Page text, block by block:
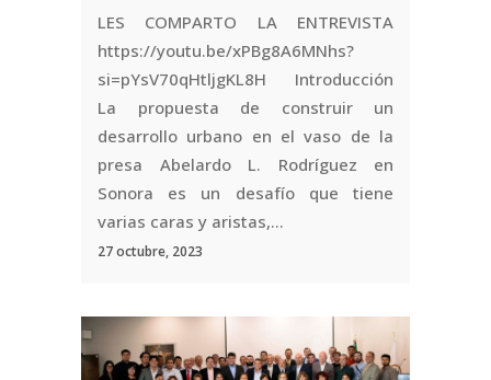
LES COMPARTO LA ENTREVISTA
https://youtu.be/xPBg8A6MNhs?
si=pYsV70qHtljgKL8H Introducción
La propuesta de construir un
desarrollo urbano en el vaso de la
presa Abelardo L. Rodríguez en
Sonora es un desafío que tiene
varias caras y aristas,...
27 octubre, 2023